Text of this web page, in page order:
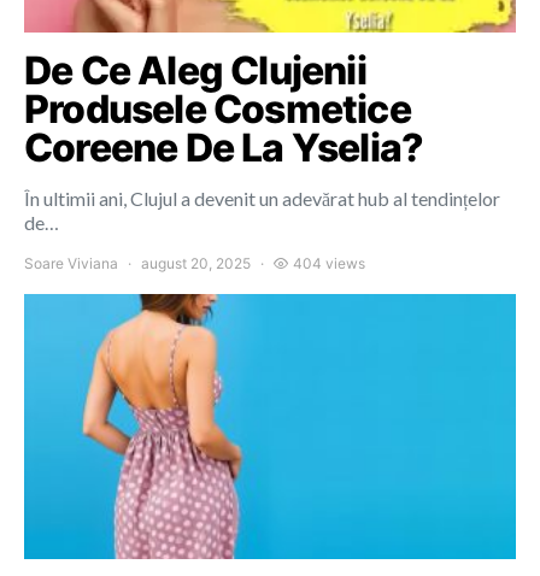
De Ce Aleg Clujenii
Produsele Cosmetice
Coreene De La Yselia?
În ultimii ani, Clujul a devenit un adevărat hub al tendințelor
de…
Soare Viviana august 20, 2025 404 views